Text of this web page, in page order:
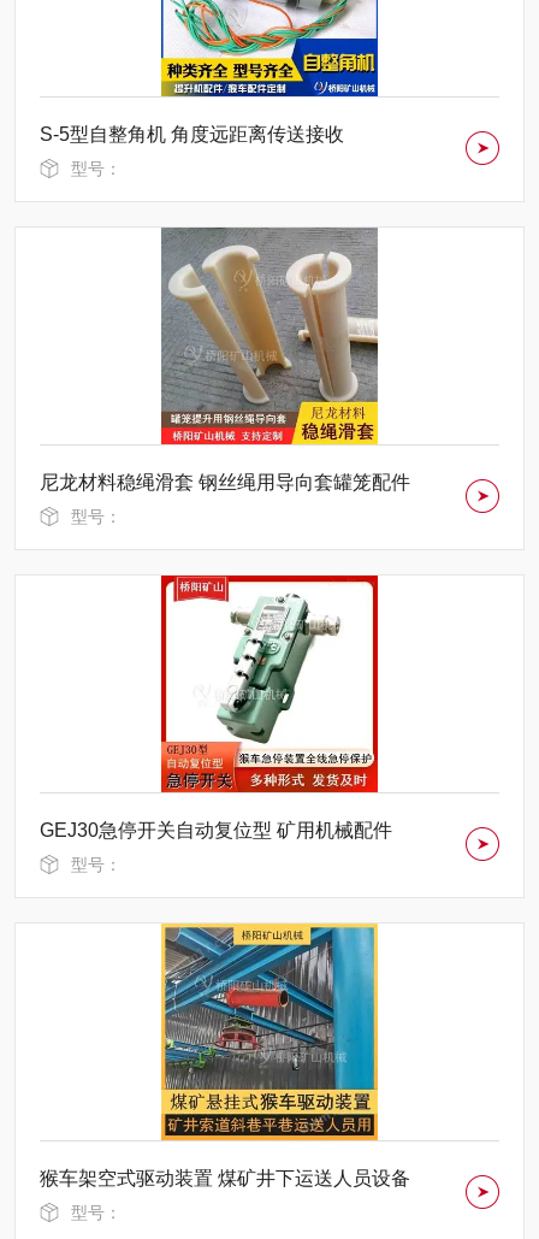
S-5型自整角机 角度远距离传送接收
型号：
尼龙材料稳绳滑套 钢丝绳用导向套罐笼配件
型号：
GEJ30急停开关自动复位型 矿用机械配件
型号：
猴车架空式驱动装置 煤矿井下运送人员设备
型号：